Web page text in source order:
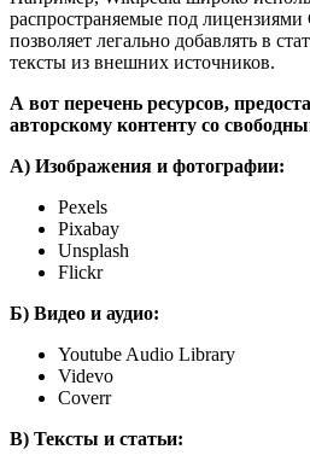
распространяемые под лицензиями
позволяет легально добавлять в
тексты из внешних источников.
А вот перечень ресурсов,
авторскому контенту со
А) Изображения и фотографии:
Pexels
Pixabay
Unsplash
Flickr
Б) Видео и аудио:
Youtube Audio Library
Videvo
Coverr
В) Тексты и статьи: